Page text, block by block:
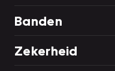
Banden
Zekerheid